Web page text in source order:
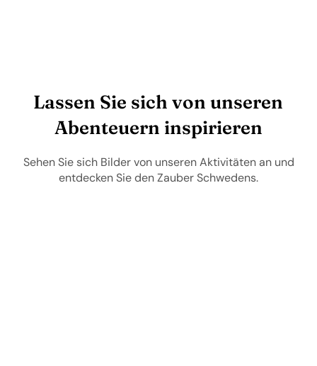
Lassen Sie sich von unseren
Abenteuern inspirieren
Sehen Sie sich Bilder von unseren Aktivitäten an und
entdecken Sie den Zauber Schwedens.